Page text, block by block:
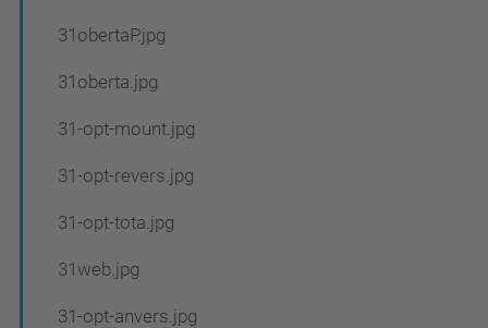
31obertaP.jpg
31oberta.jpg
31-opt-mount.jpg
31-opt-revers.jpg
31-opt-tota.jpg
31web.jpg
31-opt-anvers.jpg